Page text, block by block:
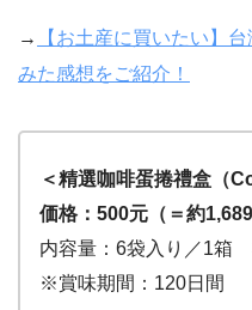
→
【お土産に買いたい】
みた感想をご紹介！
＜精選咖啡蛋捲禮盒（
価格：500元（＝約1,689
内容量：6袋入り／1箱
※賞味期間：120日間